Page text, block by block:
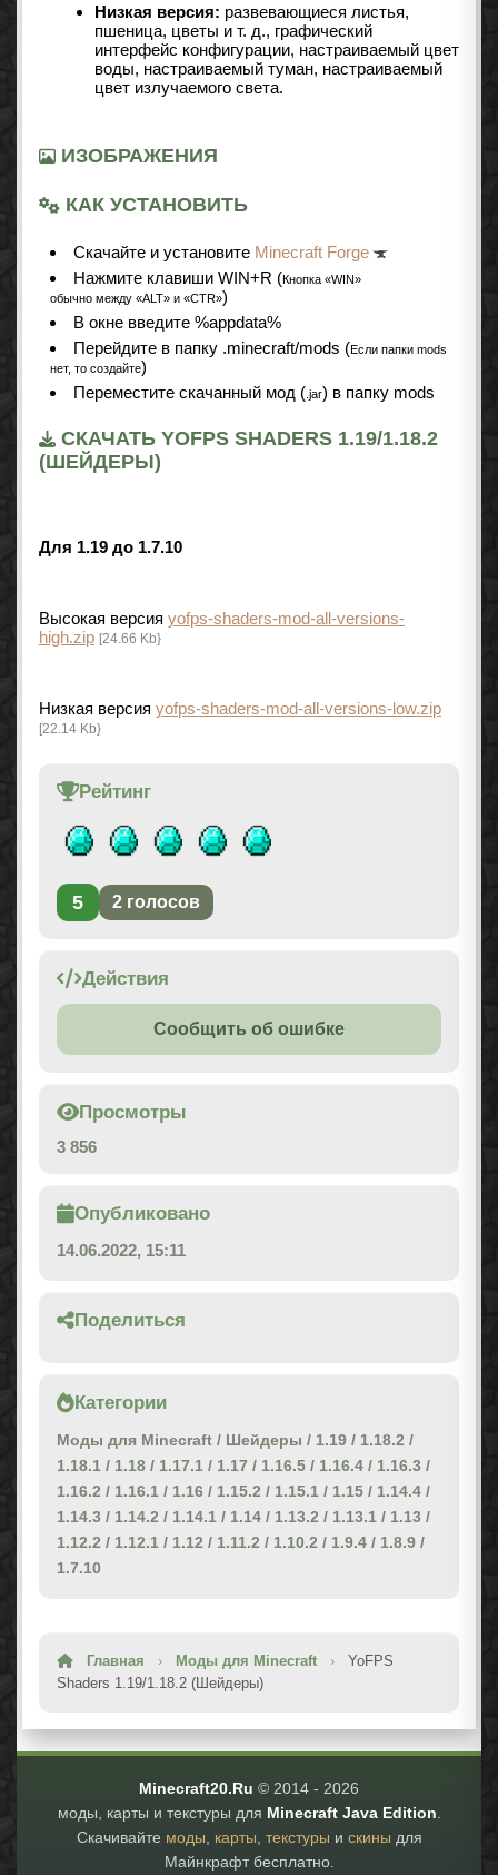
Низкая версия: развевающиеся листья,
пшеница, цветы и т. д., графический
интерфейс конфигурации, настраиваемый цвет
воды, настраиваемый туман, настраиваемый
цвет излучаемого света.
ИЗОБРАЖЕНИЯ
КАК УСТАНОВИТЬ
Cкачайте и установите Minecraft Forge
Нажмите клавиши WIN+R (Кнопка «WIN»
обычно между «ALT» и «CTR»)
В окне введите %appdata%
Перейдите в папку .minecraft/mods (Если папки mods
нет, то создайте)
Переместите скачанный мод ( .jar) в папку mods
СКАЧАТЬ YOFPS SHADERS 1.19/1.18.2
(ШЕЙДЕРЫ)
Для 1.19 до 1.7.10
Высокая версия yofps-shaders-mod-all-versions-
high.zip [24.66 Kb}
Низкая версия yofps-shaders-mod-all-versions-low.zip
[22.14 Kb}
Рейтинг
5 2 голосов
Действия
Сообщить об ошибке
Просмотры
3 856
Опубликовано
14.06.2022, 15:11
Поделиться
Категории
Моды для Minecraft / Шейдеры / 1.19 / 1.18.2 /
1.18.1 / 1.18 / 1.17.1 / 1.17 / 1.16.5 / 1.16.4 / 1.16.3 /
1.16.2 / 1.16.1 / 1.16 / 1.15.2 / 1.15.1 / 1.15 / 1.14.4 /
1.14.3 / 1.14.2 / 1.14.1 / 1.14 / 1.13.2 / 1.13.1 / 1.13 /
1.12.2 / 1.12.1 / 1.12 / 1.11.2 / 1.10.2 / 1.9.4 / 1.8.9 /
1.7.10
Главная › Моды для Minecraft ›
YoFPS
Shaders 1.19/1.18.2 (Шейдеры)
Minecraft20.Ru © 2014 - 2026
моды, карты и текстуры для Minecraft Java Edition
Скачивайте моды карты текстуры и скины для
Майнкрафт бесплатно.